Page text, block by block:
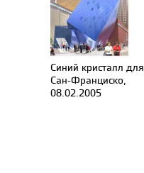
Синий кристалл для
Сан-Франциско,
08.02.2005